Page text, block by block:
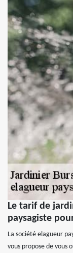
Le tarif de
paysagiste
La société elagueur
vous propose de vous